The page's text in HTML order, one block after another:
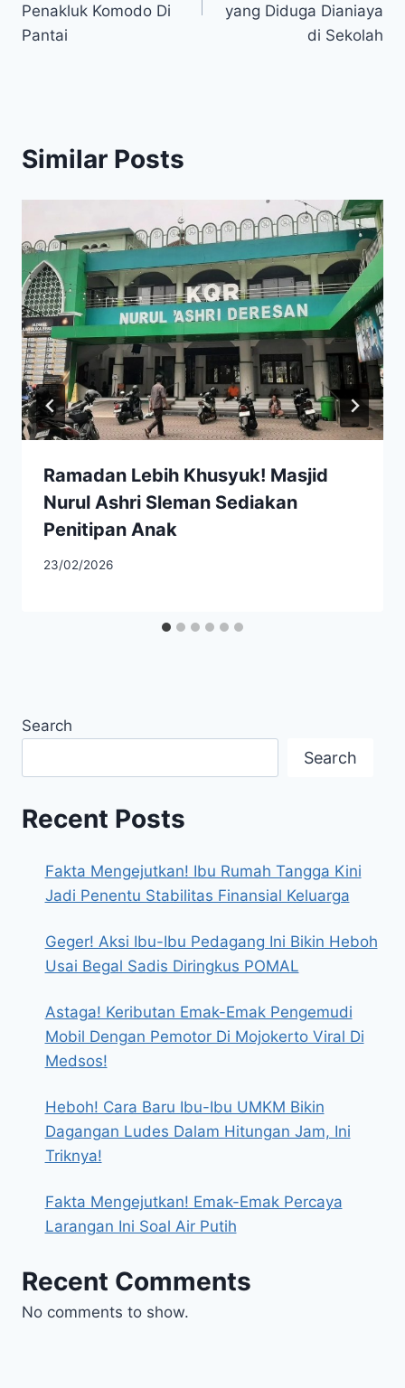
Penakluk Komodo Di
Pantai
yang Diduga Dianiaya
di Sekolah
Similar Posts
Ramadan Lebih Khusyuk! Masjid
Nurul Ashri Sleman Sediakan
Penitipan Anak
23/02/2026
Search
Search
Recent Posts
Fakta Mengejutkan! Ibu Rumah Tangga Kini
Jadi Penentu Stabilitas Finansial Keluarga
Geger! Aksi Ibu-Ibu Pedagang Ini Bikin Heboh
Usai Begal Sadis Diringkus POMAL
Astaga! Keributan Emak-Emak Pengemudi
Mobil Dengan Pemotor Di Mojokerto Viral Di
Medsos!
Heboh! Cara Baru Ibu-Ibu UMKM Bikin
Dagangan Ludes Dalam Hitungan Jam, Ini
Triknya!
Fakta Mengejutkan! Emak-Emak Percaya
Larangan Ini Soal Air Putih
Recent Comments
No comments to show.